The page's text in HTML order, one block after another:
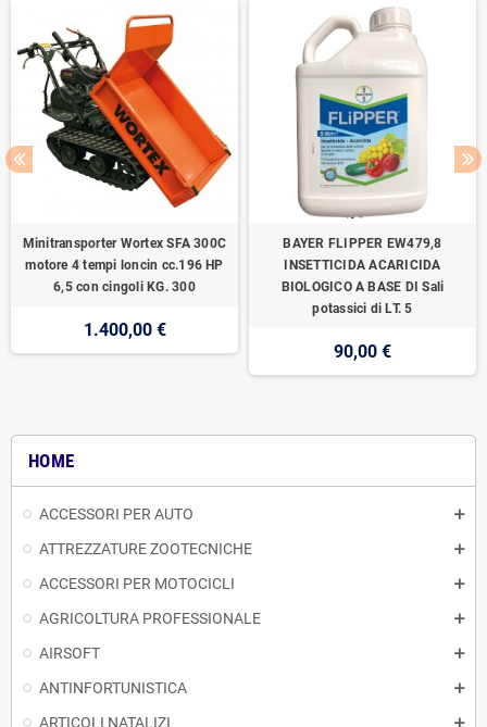
HOME
ACCESSORI PER AUTO
ATTREZZATURE ZOOTECNICHE
ACCESSORI PER MOTOCICLI
AGRICOLTURA PROFESSIONALE
AIRSOFT
ANTINFORTUNISTICA
ARTICOLI NATALIZI
Minitransporter Wortex SFA 300C
motore 4 tempi loncin cc.196 HP
6,5 con cingoli KG. 300
1.400,00 €
BAYER FLIPPER EW479,8
INSETTICIDA ACARICIDA
BIOLOGICO A BASE DI Sali
potassici di LT. 5
90,00 €